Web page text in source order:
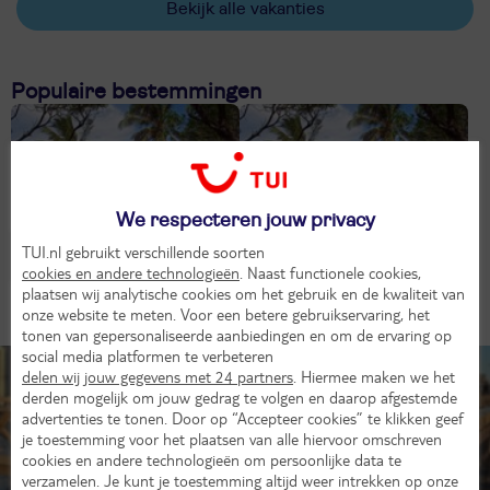
Bekijk alle vakanties
Populaire bestemmingen
Watamu(2) Mombasa
Tip!
We respecteren jouw privacy
TUI.nl gebruikt verschillende soorten
cookies en andere technologieën . Naast functionele cookies,
plaatsen wij analytische cookies om het gebruik en de kwaliteit van
onze website te meten. Voor een betere gebruikservaring, het
tonen van gepersonaliseerde aanbiedingen en om de ervaring op
social media platformen te verbeteren
delen wij jouw gegevens met 24 partners . Hiermee maken we het
derden mogelijk om jouw gedrag te volgen en daarop afgestemde
advertenties te tonen. Door op “Accepteer cookies” te klikken geef
je toestemming voor het plaatsen van alle hiervoor omschreven
cookies en andere technologieën om persoonlijke data te
verzamelen. Je kunt je toestemming altijd weer intrekken op onze